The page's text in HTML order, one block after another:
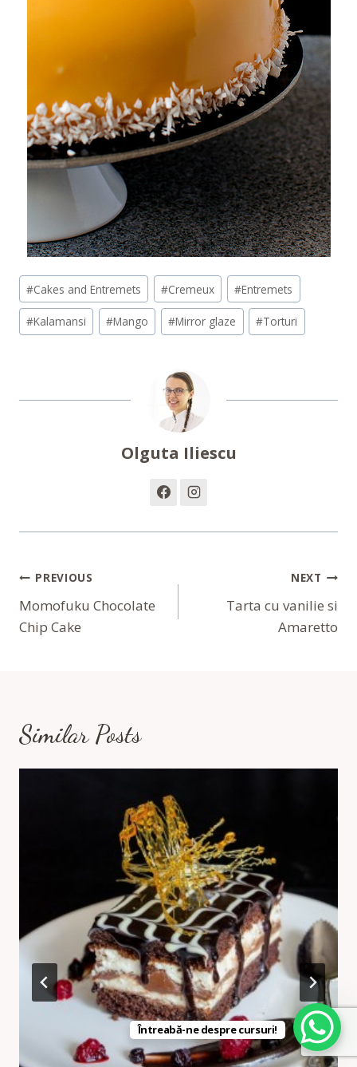
Post
Tags:
#Cakes and Entremets #Cremeux #Entremets
#Kalamansi #Mango #Mirror glaze #Torturi
Olguta Iliescu
Navigare
În
Articole
PREVIOUS
Momofuku Chocolate
Chip Cake
NEXT
Tarta cu vanilie si
Amaretto
Similar Posts
Întreabă-ne despre cursuri!